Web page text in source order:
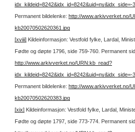
idx_kildeid=8242&idx_id=8242&uid=ny&idx_side=-
Permanent bildelenke: http://www.arkivverket.no/
kb20070502620361.jpg
[xviii] Kildeinformasjon: Vestfold fylke, Lardal,
Fødte og døpte 1796, side 759-760. Permanent
http://www.arkivverket.no/URN:kb_read?
idx_kildeid=8242&idx_id=8242&uid=ny&idx_side=-
Permanent bildelenke: http://www.arkivverket.no/
kb20070502620383.jpg
[xix] Kildeinformasjon: Vestfold fylke, Lardal,
Fødte og døpte 1797, side 773-774. Permanent